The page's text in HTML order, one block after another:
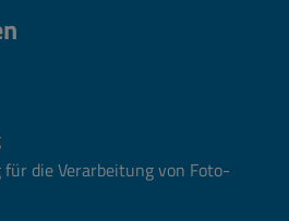
die Verarbeitung von Foto-